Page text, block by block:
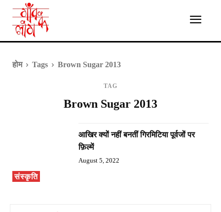
होम Tags Brown Sugar 2013
TAG
Brown Sugar 2013
संस्कृति
आखिर क्यों नहीं बनतीं गिरमिटिया पूर्वजों पर
फ़िल्में
August 5, 2022